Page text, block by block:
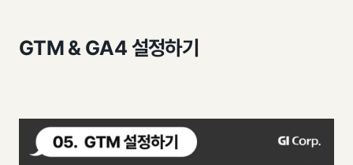
GTM & GA4 설정하기